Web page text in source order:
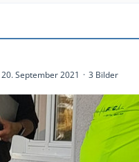
20. September 2021 3 Bilder